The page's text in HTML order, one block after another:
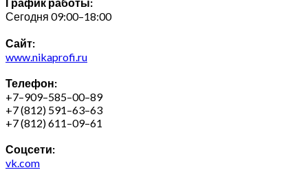
Сегодня 09:00–18:00
Сайт:
www.nikaprofi.ru
Телефон:
+7–909–585–00–89
+7 (812) 591–63–63
+7 (812) 611–09–61
Соцсети:
vk.com